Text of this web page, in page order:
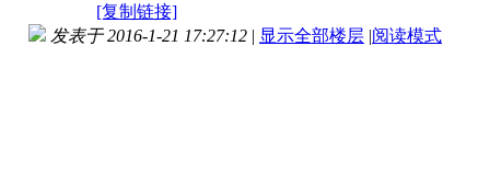
[复制链接]
发表于 2016-1-21 17:27:12 | 显示全部楼层 |阅读模式